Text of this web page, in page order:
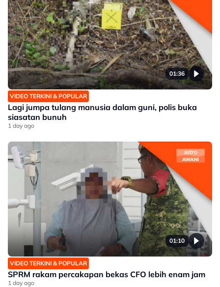
01:36
VIDEO TERKINI & POPULAR
Lagi jumpa tulang manusia dalam guni, polis buka
siasatan bunuh
1 day ago
01:10
VIDEO TERKINI & POPULAR
SPRM rakam percakapan bekas CFO lebih enam jam
1 day ago